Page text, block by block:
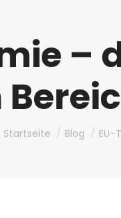
–
Du bist hier:
Startseite Blog EU-